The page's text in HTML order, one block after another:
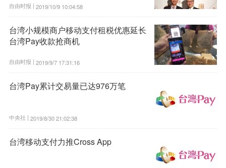
自由时报 | 2019/10/9 10:04:58
台湾小规模商户移动支付租税优惠延长
台湾Pay收款抢商机
自由时报 | 2019/9/7 17:31:16
台湾Pay累计交易量已达976万笔
中央社 | 2019/8/30 21:02:38
台湾移动支付力推Cross App